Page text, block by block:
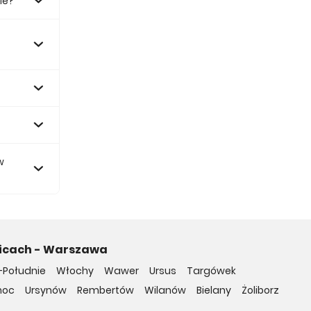
- Warszawa
Włochy Wawer Ursus
Targówek
Ursynów Rembertów Wilanów Bielany Żoliborz